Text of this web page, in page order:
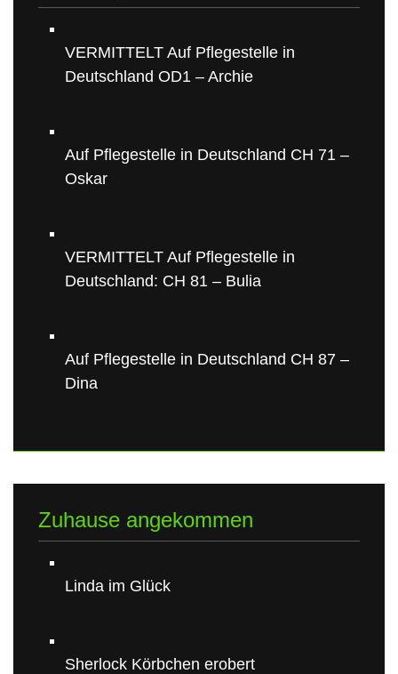
VERMITTELT Auf Pflegestelle in
Deutschland OD1 – Archie
Auf Pflegestelle in Deutschland CH 71 –
Oskar
VERMITTELT Auf Pflegestelle in
Deutschland: CH 81 – Bulia
Auf Pflegestelle in Deutschland CH 87 –
Dina
Zuhause angekommen
Linda im Glück
Sherlock Körbchen erobert